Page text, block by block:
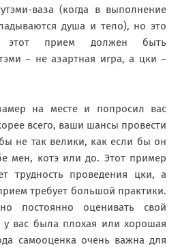
ваза (когда в выполнение
душа и тело), но это
этот прием должен быть
– не азартная игра, а цки –
на месте и попросил вас
всего, ваши шансы провести
не так велики, как если бы он
мен, котэ или до. Этот пример
трудность проведения цки, а
требует большой практики.
постоянно оценивать свой
у вас была плохая или хорошая
самооценка очень важна для